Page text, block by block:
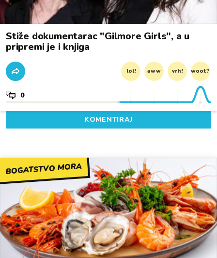
Stiže dokumentarac "Gilmore Girls", a u
pripremi je i knjiga
lol! aww vrh! woot?!
0
KOMENTIRAJ
BOGATSTVO MORA